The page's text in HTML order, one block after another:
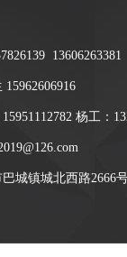
13606263381
杨工：
城镇城北西路2666